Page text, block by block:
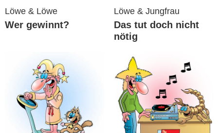
Löwe & Löwe
Wer gewinnt?
Löwe & Jungfrau
Das tut doch nicht
nötig